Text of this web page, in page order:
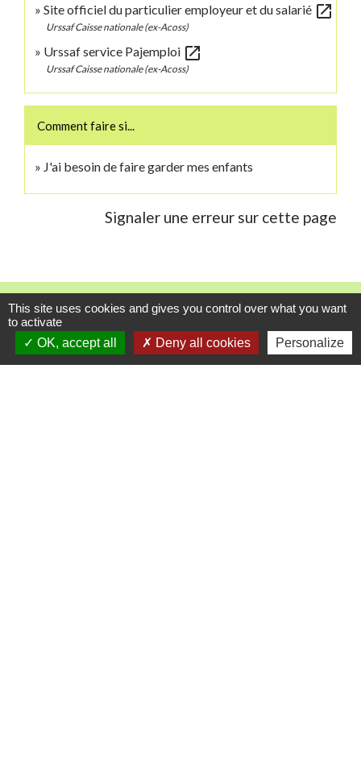
Site officiel du particulier employeur et du salarié open_in_new
Urssaf Caisse nationale (ex-Acoss)
Urssaf service Pajemploi open_in_new
Urssaf Caisse nationale (ex-Acoss)
Comment faire si...
J'ai besoin de faire garder mes enfants
Signaler une erreur sur cette page
Contacts
Commune de Danne-et-Quatre-Vents
2 Rue de l'Église
This site uses cookies and gives you control over what you want
to activate
OK, accept all
Deny all cookies Personalize